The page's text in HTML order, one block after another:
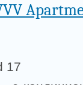
17